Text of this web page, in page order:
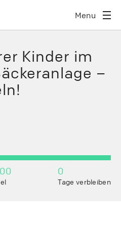
Menu
Kinder im
–
0
Tage verbleiben